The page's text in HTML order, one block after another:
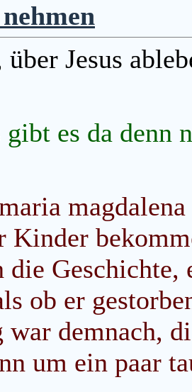
Jesus
gibt es da denn
Kinder
die Geschichte,
ob er
demnach,
um ein paar